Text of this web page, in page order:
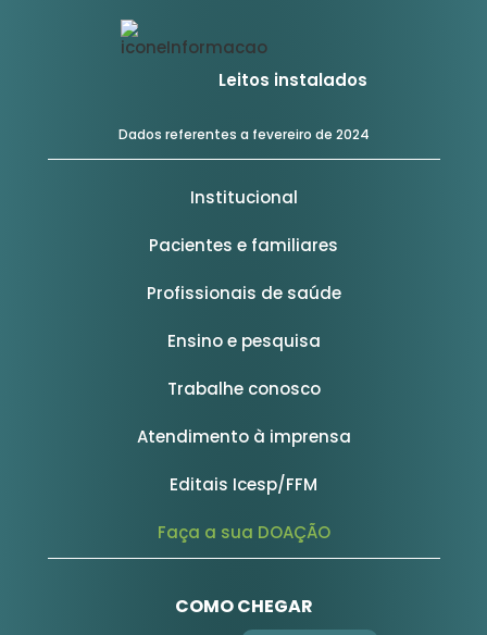
Leitos instalados
Dados referentes a fevereiro de 2024
Institucional
Pacientes e familiares
Profissionais de saúde
Ensino e pesquisa
Trabalhe conosco
Atendimento à imprensa
Editais Icesp/FFM
Faça a sua DOAÇÃO
COMO CHEGAR